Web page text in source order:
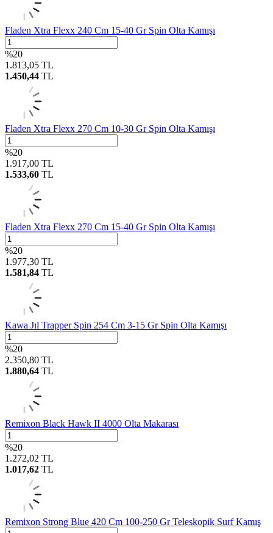
Fladen Xtra Flexx 240 Cm 15-40 Gr Spin Olta Kamışı
%20
1.813,05 TL
1.450,44 TL
Fladen Xtra Flexx 270 Cm 10-30 Gr Spin Olta Kamışı
%20
1.917,00 TL
1.533,60 TL
Fladen Xtra Flexx 270 Cm 15-40 Gr Spin Olta Kamışı
%20
1.977,30 TL
1.581,84 TL
Kawa Jıl Trapper Spin 254 Cm 3-15 Gr Spin Olta Kamışı
%20
2.350,80 TL
1.880,64 TL
Remixon Black Hawk II 4000 Olta Makarası
%20
1.272,02 TL
1.017,62 TL
Remixon Strong Blue 420 Cm 100-250 Gr Teleskopik Surf Kamış